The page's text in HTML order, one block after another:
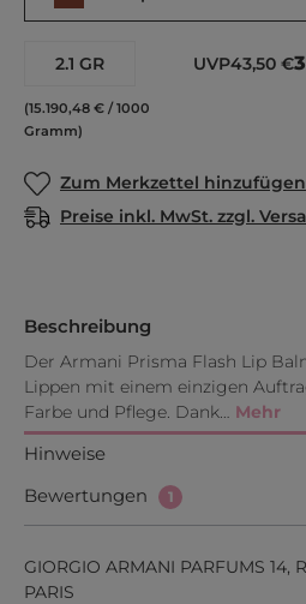
2.1 GR
(15.190,48 € / 1000
Gramm)
UVP43,50 €
Zum Merkzettel hinzufügen
Preise inkl. MwSt. zzgl.
Beschreibung
Der Armani Prisma Flash Lip
Lippen mit einem einzigen
Farbe und Pflege. Dank… Mehr
Hinweise
Bewertungen
1
GIORGIO ARMANI PARFUMS 14,
PARIS